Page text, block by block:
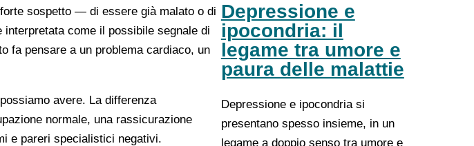
sospetto — di essere già malato o di
come il possibile segnale di
fa pensare a un problema cardiaco, un
avere. La differenza
normale, una rassicurazione
e pareri specialistici negativi.
Depressione e
ipocondria: il
legame tra umore e
paura delle malattie
Depressione e ipocondria si
presentano spesso insieme, in un
legame a doppio senso tra umore e